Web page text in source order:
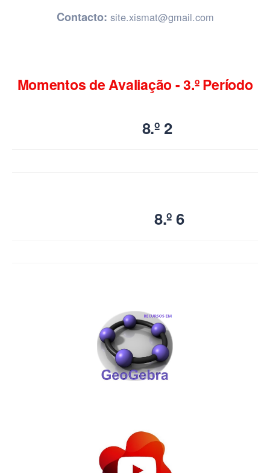
Contacto: site.xismat@gmail.com
Momentos de Avaliação - 3.º Período
8.º 2
8.º 6